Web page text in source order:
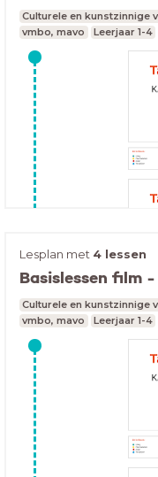
Culturele en kunstzinnige
vmbo, mavo
Leerjaar 1-4
Lesplan met 4 lessen
Basislessen film
Culturele en kunstzinnige
vmbo, mavo
Leerjaar 1-4